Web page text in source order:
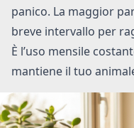
panico. La maggior
breve intervallo per
È l’uso mensile
mantiene il tuo